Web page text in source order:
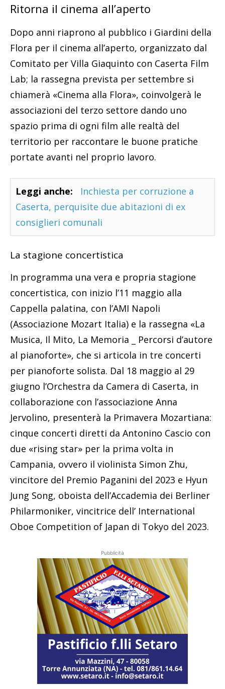
Ritorna il cinema all’aperto
Dopo anni riaprono al pubblico i Giardini della
Flora per il cinema all’aperto, organizzato dal
Comitato per Villa Giaquinto con Caserta Film
Lab; la rassegna prevista per settembre si
chiamerà «Cinema alla Flora», coinvolgerà le
associazioni del terzo settore dando uno
spazio prima di ogni film alle realtà del
territorio per raccontare le buone pratiche
portate avanti nel proprio lavoro.
Leggi anche:
Inchiesta per corruzione a
Caserta, perquisite due abitazioni di ex
consiglieri comunali
La stagione concertistica
In programma una vera e propria stagione
concertistica, con inizio l’11 maggio alla
Cappella palatina, con l’AMI Napoli
(Associazione Mozart Italia) e la rassegna «La
Musica, Il Mito, La Memoria _ Percorsi d’autore
al pianoforte», che si articola in tre concerti
per pianoforte solista. Dal 18 maggio al 29
giugno l’Orchestra da Camera di Caserta, in
collaborazione con l’associazione Anna
Jervolino, presenterà la Primavera Mozartiana:
cinque concerti diretti da Antonino Cascio con
due «rising star» per la prima volta in
Campania, ovvero il violinista Simon Zhu,
vincitore del Premio Paganini del 2023 e Hyun
Jung Song, oboista dell’Accademia dei Berliner
Philarmoniker, vincitrice dell’ International
Oboe Competition of Japan di Tokyo del 2023.
Pubblicità